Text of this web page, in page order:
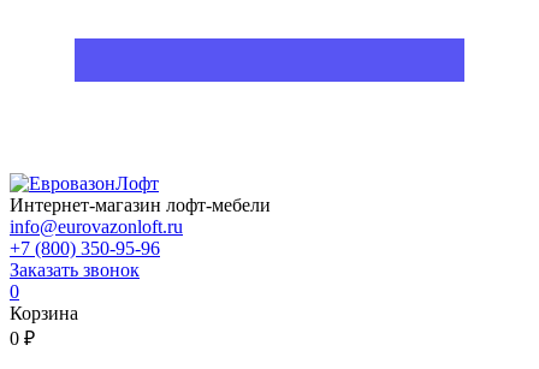
Интернет-магазин лофт-мебели
info@eurovazonloft.ru
+7 (800) 350-95-96
Заказать звонок
0
Корзина
0 ₽